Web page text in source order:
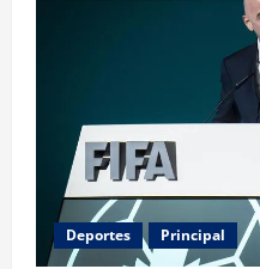
Deportes Principal